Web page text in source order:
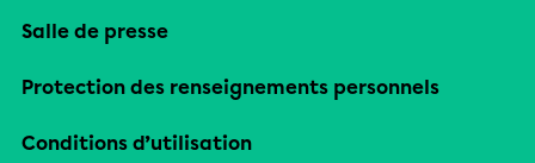
Salle de presse
Protection des renseignements personnels
Conditions d’utilisation